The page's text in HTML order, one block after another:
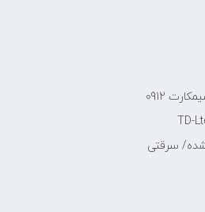
0912
سرقتی